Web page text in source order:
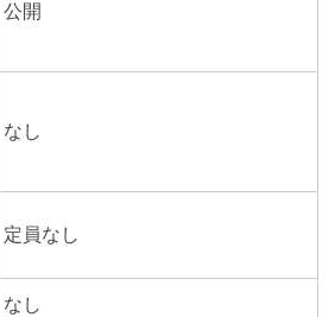
公開
なし
定員なし
なし